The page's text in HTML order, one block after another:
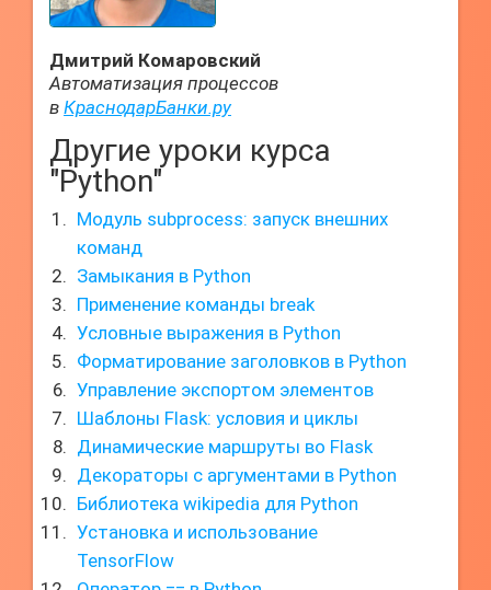
Дмитрий Комаровский
Автоматизация процессов
в КраснодарБанки.ру
Другие уроки курса
"Python"
Модуль subprocess: запуск внешних
команд
Замыкания в Python
Применение команды break
Условные выражения в Python
Форматирование заголовков в Python
Управление экспортом элементов
Шаблоны Flask: условия и циклы
Динамические маршруты во Flask
Декораторы с аргументами в Python
Библиотека wikipedia для Python
Установка и использование
TensorFlow